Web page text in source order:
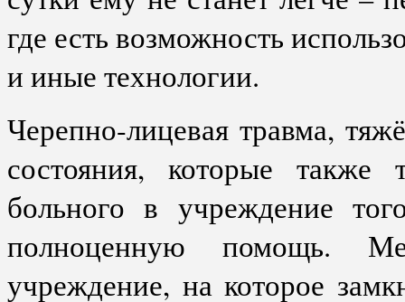
где есть возможность
и иные технологии.
Черепно-лицевая травма,
состояния, которые также
больного в учреждение
полноценную помощь.
учреждение, на которое